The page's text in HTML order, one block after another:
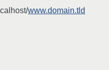
www.domain.tld